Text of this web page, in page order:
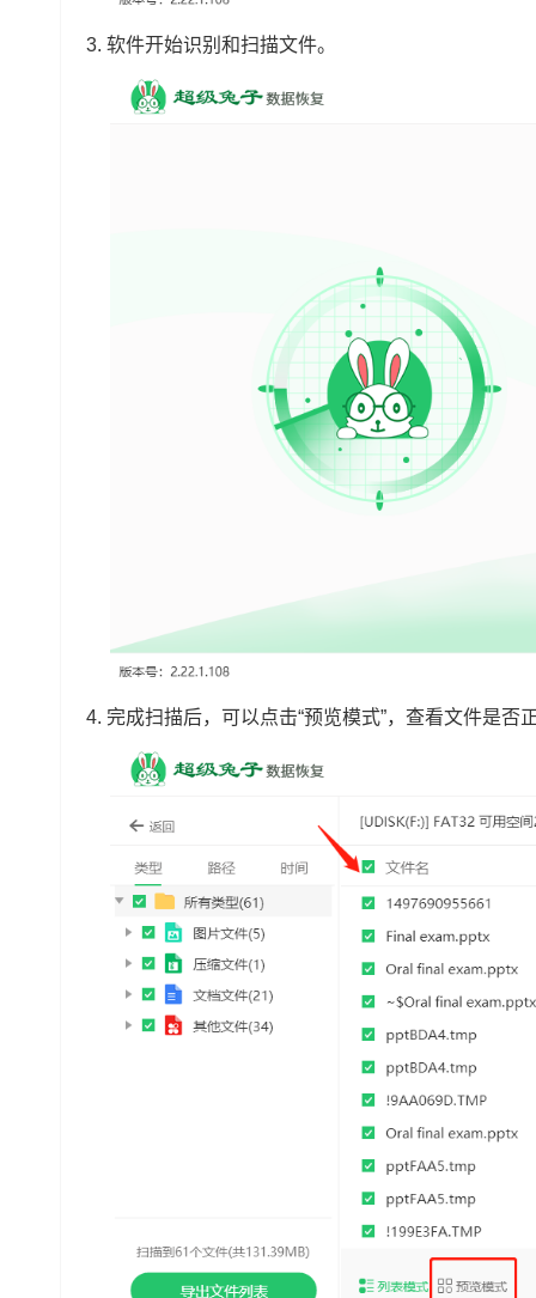
3. 软件开始识别和扫描文件。
4. 完成扫描后，可以点击“预览模式”，查看文件是否